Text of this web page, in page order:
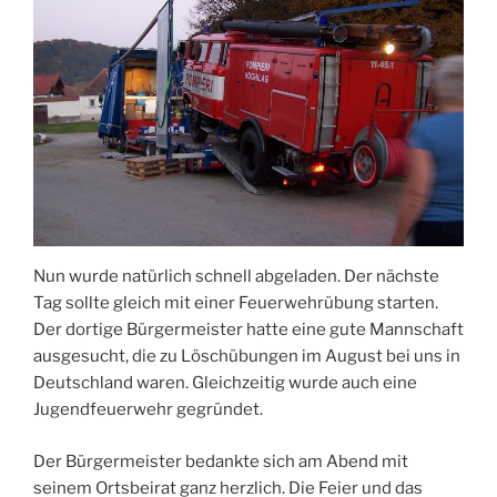
Nun wurde natürlich schnell abgeladen. Der nächste
Tag sollte gleich mit einer Feuerwehrübung starten.
Der dortige Bürgermeister hatte eine gute Mannschaft
ausgesucht, die zu Löschübungen im August bei uns in
Deutschland waren. Gleichzeitig wurde auch eine
Jugendfeuerwehr gegründet.
Der Bürgermeister bedankte sich am Abend mit
seinem Ortsbeirat ganz herzlich. Die Feier und das